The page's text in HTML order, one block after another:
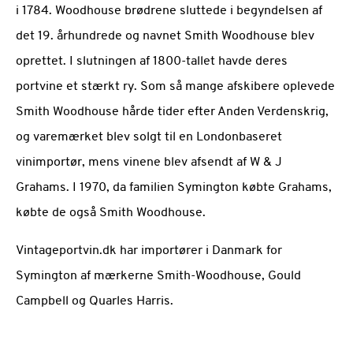
i 1784. Woodhouse brødrene sluttede i begyndelsen af ​​
det 19. århundrede og navnet Smith Woodhouse blev
oprettet. I slutningen af ​​1800-tallet havde deres
portvine et stærkt ry. Som så mange afskibere oplevede
Smith Woodhouse hårde tider efter Anden Verdenskrig,
og varemærket blev solgt til en Londonbaseret
vinimportør, mens vinene blev afsendt af W & J
Grahams. I 1970, da familien Symington købte Grahams,
købte de også Smith Woodhouse.
Vintageportvin.dk har importører i Danmark for
Symington af mærkerne Smith-Woodhouse, Gould
Campbell og Quarles Harris.